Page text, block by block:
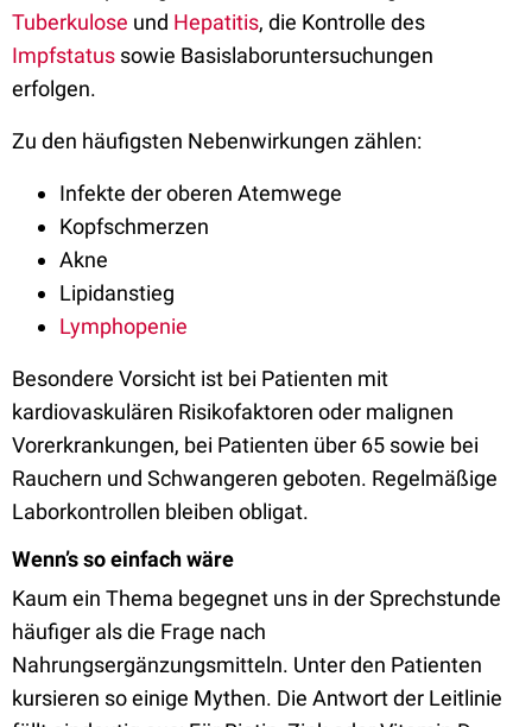
Tuberkulose und Hepatitis, die Kontrolle des
Impfstatus sowie Basislaboruntersuchungen
erfolgen.
Zu den häufigsten Nebenwirkungen zählen:
Infekte der oberen Atemwege
Kopfschmerzen
Akne
Lipidanstieg
Lymphopenie
Besondere Vorsicht ist bei Patienten mit
kardiovaskulären Risikofaktoren oder malignen
Vorerkrankungen, bei Patienten über 65 sowie bei
Rauchern und Schwangeren geboten. Regelmäßige
Laborkontrollen bleiben obligat.
Wenn’s so einfach wäre
Kaum ein Thema begegnet uns in der Sprechstunde
häufiger als die Frage nach
Nahrungsergänzungsmitteln. Unter den Patienten
kursieren so einige Mythen. Die Antwort der Leitlinie